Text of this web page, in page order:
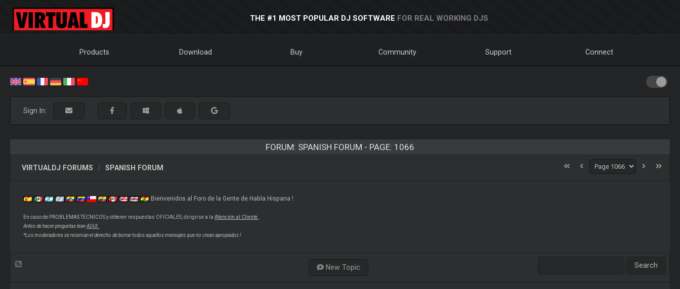
THE #1 MOST POPULAR DJ SOFTWARE FOR REAL WORKING DJS
Products Download Buy Community Support Connect
Sign In:
FORUM: SPANISH FORUM - PAGE: 1066
VIRTUALDJ FORUMS SPANISH FORUM
Bienvenidos al Foro de la Gente de Habla Hispana !
En caso de PROBLEMAS TECNICOS y obtener respuestas OFICIALES, dirigirse a laAtención al Cliente
Antes de hacer preguntas leanAQUI.
*Los moderadores se reservan el derecho de borrar todos aquellos mensajes que no crean apropiados !
New Topic